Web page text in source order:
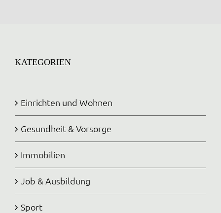
KATEGORIEN
Einrichten und Wohnen
Gesundheit & Vorsorge
Immobilien
Job & Ausbildung
Sport